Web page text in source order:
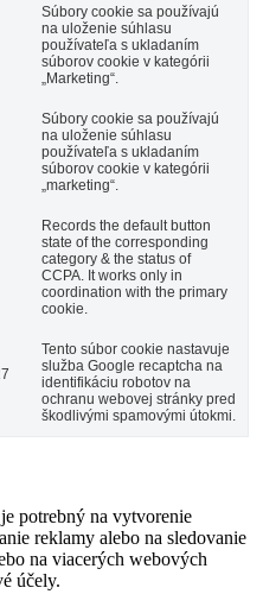
Súbory cookie sa používajú
na uloženie súhlasu
používateľa s ukladaním
súborov cookie v kategórii
„Marketing“.
Súbory cookie sa používajú
na uloženie súhlasu
používateľa s ukladaním
súborov cookie v kategórii
„marketing“.
Records the default button
state of the corresponding
category & the status of
CCPA. It works only in
coordination with the primary
cookie.
Tento súbor cookie nastavuje
služba Google recaptcha na
identifikáciu robotov na
ochranu webovej stránky pred
škodlivými spamovými útokmi.
potrebný na vytvorenie
reklamy alebo na sledovanie
na viacerých webových
účely.